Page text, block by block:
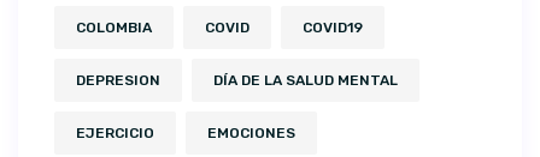
COLOMBIA COVID COVID19
DEPRESION DÍA DE LA SALUD MENTAL
EJERCICIO EMOCIONES